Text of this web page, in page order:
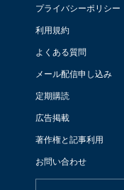
プライバシーポリシー
利用規約
よくある質問
メール配信申し込み
定期購読
広告掲載
著作権と記事利用
お問い合わせ